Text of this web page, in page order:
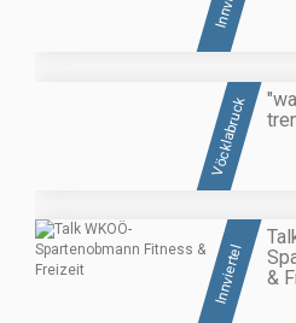
Vöcklabruck
Innviertel
&